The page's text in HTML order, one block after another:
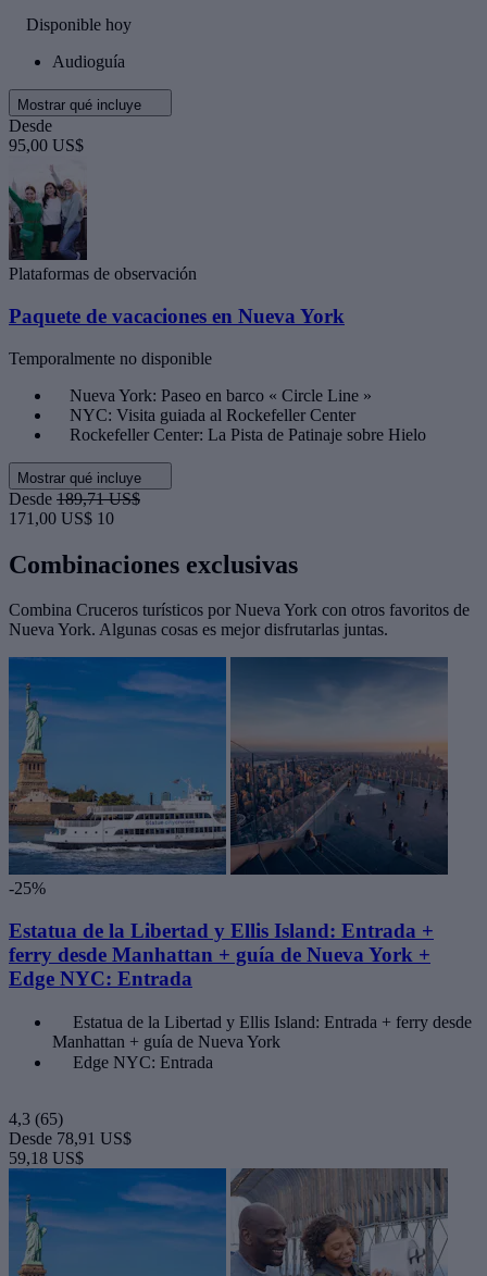
Disponible hoy
Audioguía
Mostrar qué incluye
Desde
95,00 US$
Plataformas de observación
Paquete de vacaciones en Nueva York
Temporalmente no disponible
Nueva York: Paseo en barco « Circle Line »
NYC: Visita guiada al Rockefeller Center
Rockefeller Center: La Pista de Patinaje sobre Hielo
Mostrar qué incluye
Desde 189,71 US$
171,00 US$ 10
Combinaciones exclusivas
Combina Cruceros turísticos por Nueva York con otros favoritos de
Nueva York. Algunas cosas es mejor disfrutarlas juntas.
-25%
Estatua de la Libertad y Ellis Island: Entrada +
ferry desde Manhattan + guía de Nueva York +
Edge NYC: Entrada
Estatua de la Libertad y Ellis Island: Entrada + ferry desde
Manhattan + guía de Nueva York
Edge NYC: Entrada
4,3 (65)
Desde 78,91 US$
59,18 US$